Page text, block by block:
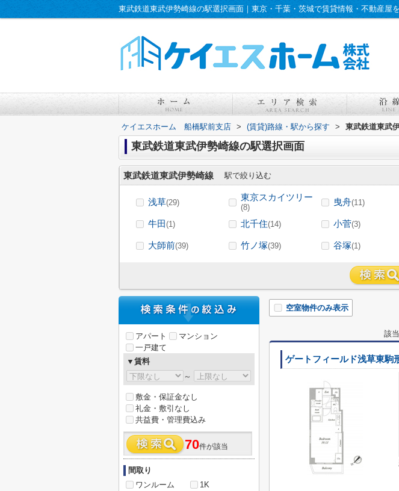
ケイエスホーム 船橋駅前支店 > (賃貸)路線・駅から探す > 東武鉄道東武
東武鉄道東武伊勢崎線の駅選択画面
東武鉄道東武伊勢崎線 駅で絞り込む
浅草(29)
東京スカイツリー
(8)
曳舟(11)
牛田(1) 北千住(14) 小菅(3)
大師前(39) 竹ノ塚(39) 谷塚(1)
空室物件のみ表示
該
ゲートフィールド浅草東駒
アパート
マンション
一戸建て
▼賃料
～
敷金・保証金なし
礼金・敷引なし
共益費・管理費込み
70件が該当
間取り
ワンルーム
1K